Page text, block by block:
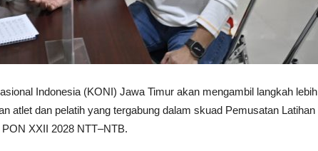
Indonesia (KONI) Jawa Timur akan mengambil langkah lebih
atlet dan pelatih yang tergabung dalam skuad Pemusatan Latihan
XXII 2028 NTT–NTB.